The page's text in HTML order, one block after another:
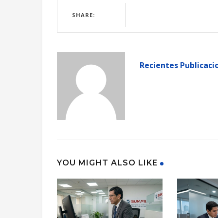
SHARE:
Recientes
YOU MIGHT ALSO LIKE